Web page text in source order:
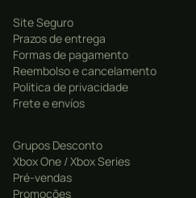
Site Seguro
Prazos de entrega
Formas de pagamento
Reembolso e cancelamento
Politica de privacidade
Frete e envíos
Grupos Desconto
Xbox One / Xbox Series
Pré-vendas
Promoções